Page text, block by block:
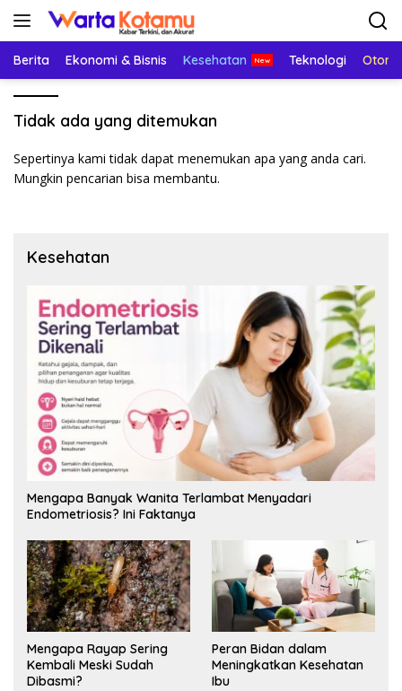
Langsung
Berita Ekonomi & Bisnis Kesehatan Teknologi
Tidak ada yang ditemukan
Sepertinya kami tidak dapat menemukan apa yang anda cari.
Mungkin pencarian bisa membantu.
Kesehatan
Mengapa Banyak Wanita Terlambat Menyadari
Endometriosis? Ini Faktanya
Mengapa Rayap Sering
Kembali Meski Sudah
Dibasmi?
Peran Bidan dalam
Meningkatkan Kesehatan
Ibu